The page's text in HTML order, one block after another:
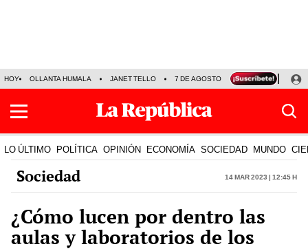
HOY OLLANTA HUMALA JANET TELLO 7 DE AGOSTO TINKA RESULTADOS
LO ÚLTIMO POLÍTICA OPINIÓN ECONOMÍA SOCIEDAD MUNDO
Sociedad 14 Mar 2023 | 12:45 h
¿Cómo lucen por dentro las
aulas y laboratorios de los